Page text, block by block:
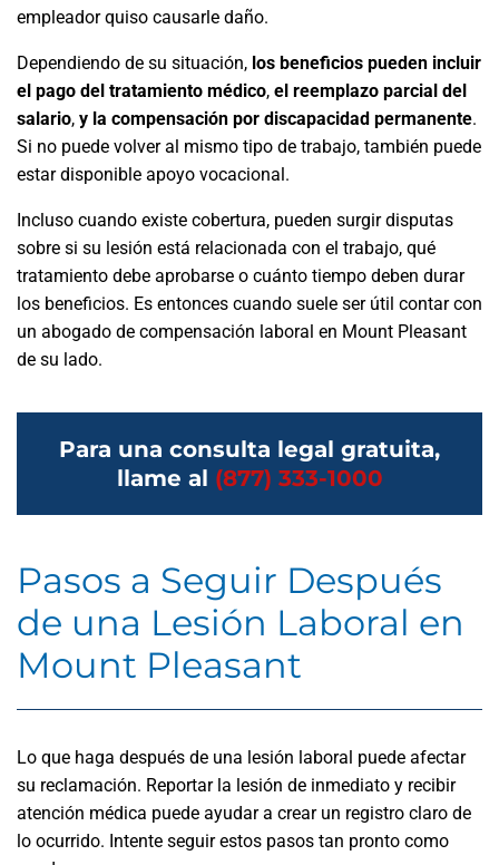
empleador quiso causarle daño.
Dependiendo de su situación, los beneficios pueden incluir
el pago del tratamiento médico, el reemplazo parcial del
salario, y la compensación por discapacidad permanente.
Si no puede volver al mismo tipo de trabajo, también puede
estar disponible apoyo vocacional.
Incluso cuando existe cobertura, pueden surgir disputas
sobre si su lesión está relacionada con el trabajo, qué
tratamiento debe aprobarse o cuánto tiempo deben durar
los beneficios. Es entonces cuando suele ser útil contar con
un abogado de compensación laboral en Mount Pleasant
de su lado.
Para una consulta legal gratuita,
llame al (877) 333-1000
Pasos a Seguir Después
de una Lesión Laboral en
Mount Pleasant
Lo que haga después de una lesión laboral puede afectar
su reclamación. Reportar la lesión de inmediato y recibir
atención médica puede ayudar a crear un registro claro de
lo ocurrido. Intente seguir estos pasos tan pronto como